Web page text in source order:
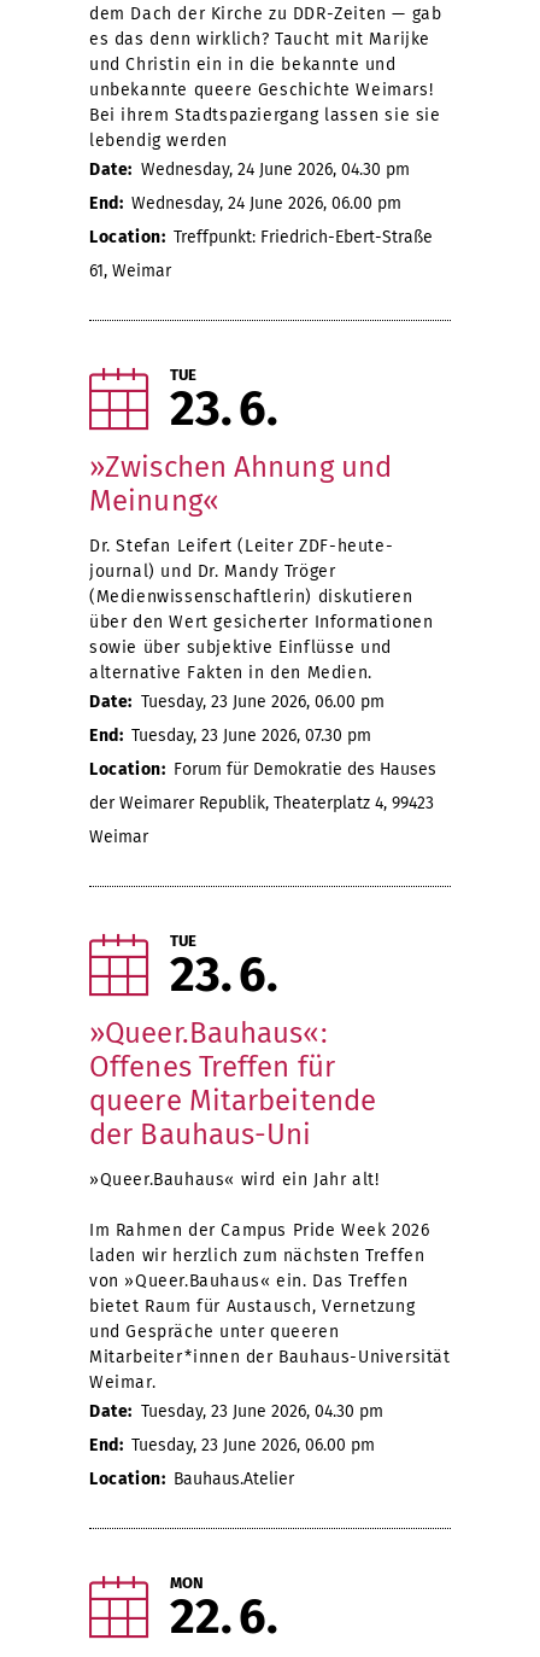
dem Dach der Kirche zu DDR-Zeiten — gab
es das denn wirklich? Taucht mit Marijke
und Christin ein in die bekannte und
unbekannte queere Geschichte Weimars!
Bei ihrem Stadtspaziergang lassen sie sie
lebendig werden
Date: Wednesday, 24 June 2026, 04.30 pm
End: Wednesday, 24 June 2026, 06.00 pm
Location: Treffpunkt: Friedrich-Ebert-Straße
61, Weimar
TUE
23 6
»Zwischen Ahnung und
Meinung«
Dr. Stefan Leifert (Leiter ZDF-heute-
journal) und Dr. Mandy Tröger
(Medienwissenschaftlerin) diskutieren
über den Wert gesicherter Informationen
sowie über subjektive Einflüsse und
alternative Fakten in den Medien.
Date: Tuesday, 23 June 2026, 06.00 pm
End: Tuesday, 23 June 2026, 07.30 pm
Location: Forum für Demokratie des Hauses
der Weimarer Republik, Theaterplatz 4, 99423
Weimar
TUE
23 6
»Queer.Bauhaus«:
Offenes Treffen für
queere Mitarbeitende
der Bauhaus-Uni
»Queer.Bauhaus« wird ein Jahr alt!
Im Rahmen der Campus Pride Week 2026
laden wir herzlich zum nächsten Treffen
von »Queer.Bauhaus« ein. Das Treffen
bietet Raum für Austausch, Vernetzung
und Gespräche unter queeren
Mitarbeiter*innen der Bauhaus-Universität
Weimar.
Date: Tuesday, 23 June 2026, 04.30 pm
End: Tuesday, 23 June 2026, 06.00 pm
Location: Bauhaus.Atelier
MON
22 6